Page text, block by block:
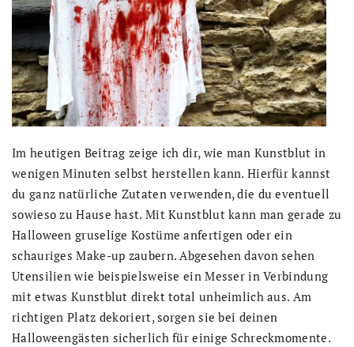
Im heutigen Beitrag zeige ich dir, wie man Kunstblut in
wenigen Minuten selbst herstellen kann. Hierfür kannst
du ganz natürliche Zutaten verwenden, die du eventuell
sowieso zu Hause hast. Mit Kunstblut kann man gerade zu
Halloween gruselige Kostüme anfertigen oder ein
schauriges Make-up zaubern. Abgesehen davon sehen
Utensilien wie beispielsweise ein Messer in Verbindung
mit etwas Kunstblut direkt total unheimlich aus. Am
richtigen Platz dekoriert, sorgen sie bei deinen
Halloweengästen sicherlich für einige Schreckmomente.